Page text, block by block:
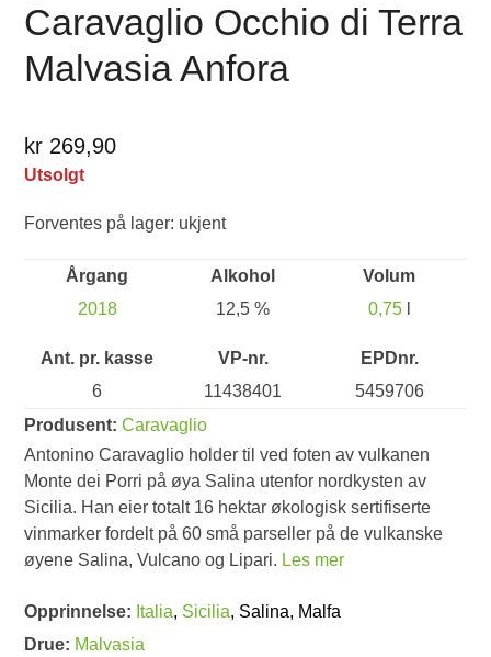
Caravaglio Occhio di Terra
Malvasia Anfora
kr 269,90
Utsolgt
Forventes på lager: ukjent
Årgang
2018
Alkohol
12,5 %
Volum
0,75l
Ant. pr. kasse
6
VP-nr.
11438401
EPDnr.
5459706
Produsent:Caravaglio
Antonino Caravaglio holder til ved foten av vulkanen
Monte dei Porri på øya Salina utenfor nordkysten av
Sicilia. Han eier totalt 16 hektar økologisk sertifiserte
vinmarker fordelt på 60 små parseller på de vulkanske
øyene Salina, Vulcano og Lipari. Les mer
Opprinnelse: Italia, Sicilia, Salina, Malfa
Drue: Malvasia